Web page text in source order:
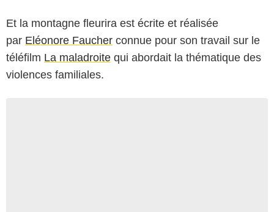
Et la montagne fleurira est écrite et réalisée
par Eléonore Faucher connue pour son travail sur le
téléfilm La maladroite qui abordait la thématique des
violences familiales.